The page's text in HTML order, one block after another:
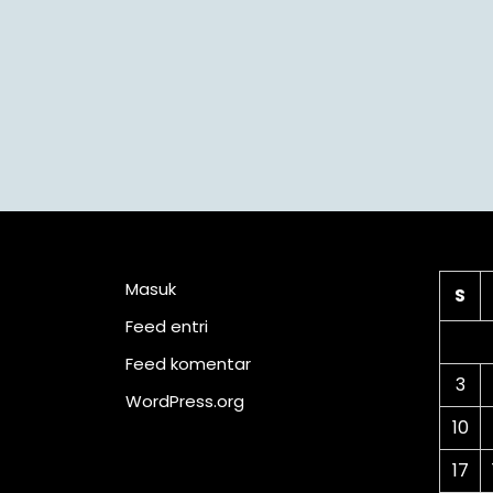
Masuk
Feed entri
Feed komentar
WordPress.org
S
3
10
17